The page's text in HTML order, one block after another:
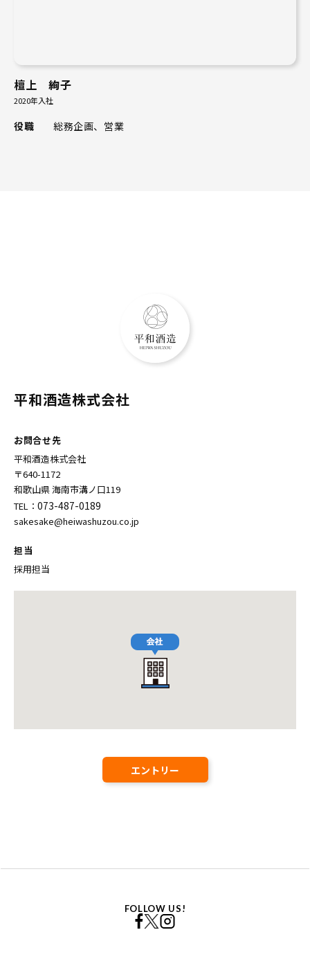
檀上 絢子
2020年入社
役職 総務企画、営業
平和酒造株式会社
お問合せ先
平和酒造株式会社
〒640-1172
和歌山県 海南市溝ノ口119
TEL： 073-487-0189
sakesake@heiwashuzou.co.jp
担当
採用担当
エントリー
FOLLOW US!